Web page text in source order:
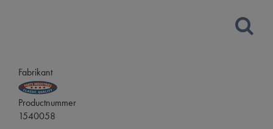
Fabrikant
Productnummer
1540058